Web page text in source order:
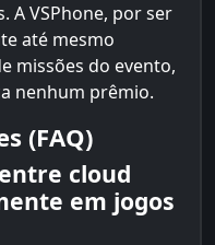
A VSPhone, por ser
até mesmo
missões do evento,
nenhum prêmio.
(FAQ)
cloud
em jogos